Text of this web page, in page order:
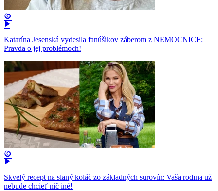
Katarína Jesenská vydesila fanúšikov záberom z NEMOCNICE:
Pravda o jej problémoch!
Skvelý recept na slaný koláč zo základných surovín: Vaša rodina už
nebude chcieť nič iné!